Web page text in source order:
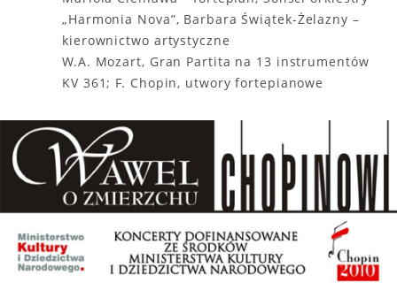
„Harmonia Nova”, Barbara Świątek-Żelazny –
kierownictwo artystyczne
W.A. Mozart, Gran Partita na 13 instrumentów
KV 361; F. Chopin, utwory fortepianowe